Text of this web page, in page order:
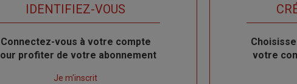
IDENTIFIEZ-VOUS
Connectez-vous à votre compte
profiter de votre abonnement
Je m'inscrit
TITRE
Body
votre